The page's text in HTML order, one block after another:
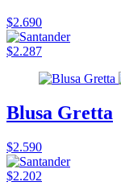
$2.690
$2.287
Blusa Gretta
$2.590
$2.202